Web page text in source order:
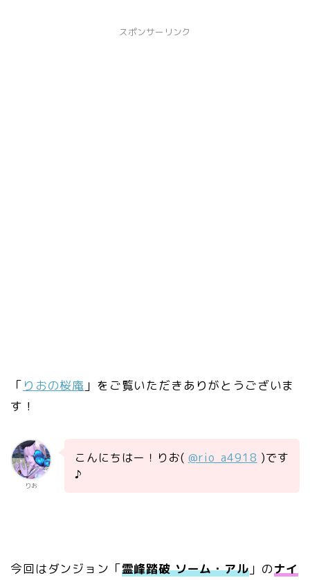
スポンサーリンク
「 りおの桜庵 」をご覧いただきありがとうございま
す！
りお
こんにちはー！りお( @rio_a4918 )です
♪
今回はダンジョン「霊峰踏破 ソーム・アル」のナイ